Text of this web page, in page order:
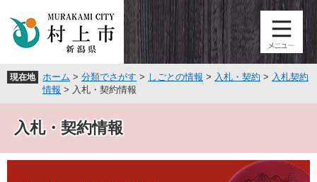
頭
飛
文
現在地 ホーム > 分類でさがす > しごとの情報 > 入札・契約 > 入札契約
情報 > 入札・契約情報
入札・契約情報